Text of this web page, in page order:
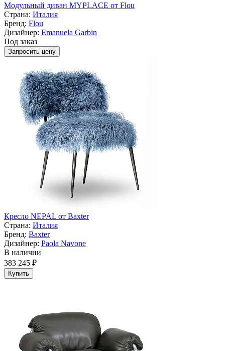
Модульный диван MYPLACE от Flou
Страна: Италия
Бренд: Flou
Дизайнер: Emanuela Garbin
Под заказ
Запросить цену
Кресло NEPAL от Baxter
Страна: Италия
Бренд: Baxter
Дизайнер: Paola Navone
В наличии
383 245 ₽
Купить